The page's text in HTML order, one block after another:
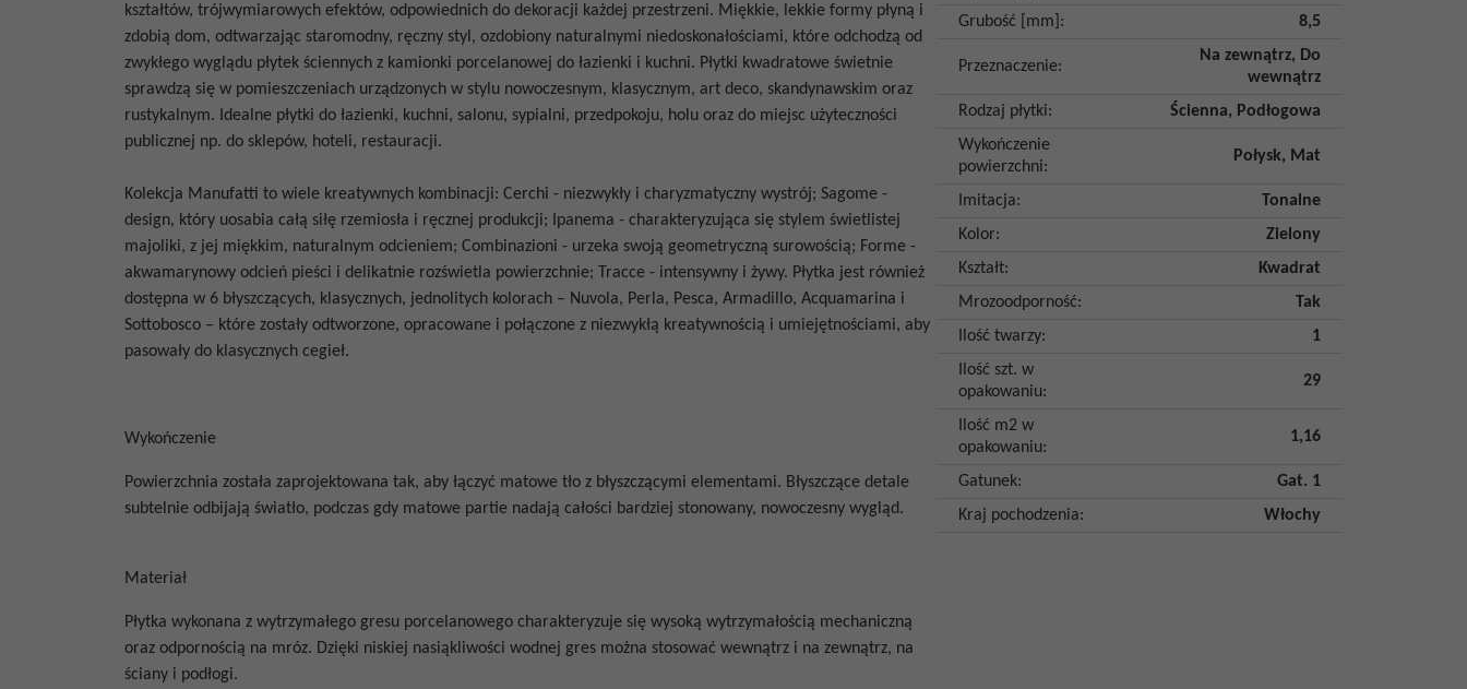
kształtów, trójwymiarowych efektów, odpowiednich do dekoracji każdej przestrzeni. Miękkie, lekkie formy płyną i
zdobią dom, odtwarzając staromodny, ręczny styl, ozdobiony naturalnymi niedoskonałościami, które odchodzą od
zwykłego wyglądu płytek ściennych z kamionki porcelanowej do łazienki i kuchni. Płytki kwadratowe świetnie
sprawdzą się w pomieszczeniach urządzonych w stylu nowoczesnym, klasycznym, art deco, skandynawskim oraz
rustykalnym. Idealne płytki do łazienki, kuchni, salonu, sypialni, przedpokoju, holu oraz do miejsc użyteczności
publicznej np. do sklepów, hoteli, restauracji.
Kolekcja Manufatti to wiele kreatywnych kombinacji: Cerchi - niezwykły i charyzmatyczny wystrój; Sagome -
design, który uosabia całą siłę rzemiosła i ręcznej produkcji; Ipanema - charakteryzująca się stylem świetlistej
majoliki, z jej miękkim, naturalnym odcieniem; Combinazioni - urzeka swoją geometryczną surowością; Forme -
akwamarynowy odcień pieści i delikatnie rozświetla powierzchnie; Tracce - intensywny i żywy. Płytka jest również
dostępna w 6 błyszczących, klasycznych, jednolitych kolorach – Nuvola, Perla, Pesca, Armadillo, Acquamarina i
Sottobosco – które zostały odtworzone, opracowane i połączone z niezwykłą kreatywnością i umiejętnościami, aby
pasowały do ​​klasycznych cegieł.
Wykończenie
Powierzchnia została zaprojektowana tak, aby łączyć matowe tło z błyszczącymi elementami. Błyszczące detale
subtelnie odbijają światło, podczas gdy matowe partie nadają całości bardziej stonowany, nowoczesny wygląd.
Materiał
Płytka wykonana z wytrzymałego gresu porcelanowego charakteryzuje się wysoką wytrzymałością mechaniczną
oraz odpornością na mróz. Dzięki niskiej nasiąkliwości wodnej gres można stosować wewnątrz i na zewnątrz, na
ściany i podłogi.
Grubość [mm] : 8,5
Przeznaczenie:
Na zewnątrz, Do
wewnątrz
Rodzaj płytki: Ścienna, Podłogowa
Wykończenie
powierzchni:
Połysk, Mat
Imitacja:
Tonalne
Kolor:
Zielony
Kształt:
Kwadrat
Mrozoodporność:
Tak
Ilość twarzy:
1
Ilość szt. w
opakowaniu:
29
Ilość m2 w
opakowaniu:
1,16
Gatunek:
Gat. 1
Kraj pochodzenia: Włochy